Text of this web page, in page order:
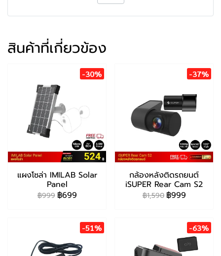
สินค้าที่เกี่ยวข้อง
-30%
แผงโซล่า IMILAB Solar
Panel
฿999 ฿699
-37%
กล้องหลังติดรถยนต์
iSUPER Rear Cam S2
฿1,590 ฿999
-51% -63%